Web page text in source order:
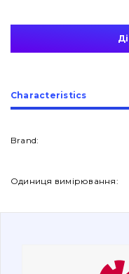
About Us
Contacts
Vacancies
Сharacteristics
Brand:
Одиниця вимірювання: